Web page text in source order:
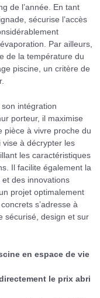
de l’année. En tant
sécurise l’accès
Par ailleurs,
de la température du
piscine, un critère de
intégration
porteur, il maximise
pièce à vivre proche du
vise à décrypter les
les caractéristiques
Il facilite également la
des innovations
projet optimalement
s’adresse à
sécurisé, design et sur
en espace de vie
le prix abri